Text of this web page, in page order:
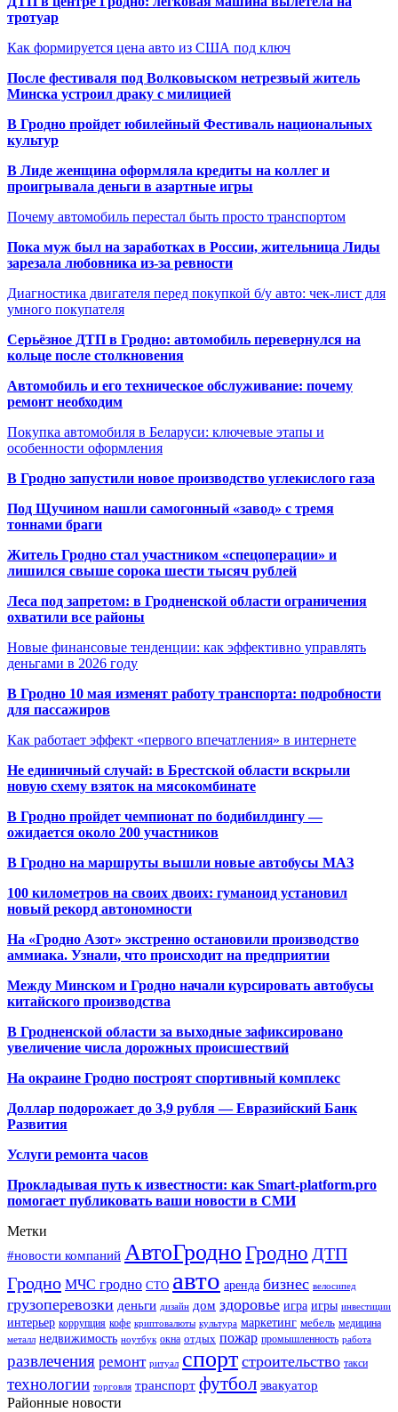
тротуар
Как формируется цена авто из США под ключ
После фестиваля под Волковыском нетрезвый житель
Минска устроил драку с милицией
В Гродно пройдет юбилейный Фестиваль национальных
культур
В Лиде женщина оформляла кредиты на коллег и
проигрывала деньги в азартные игры
Почему автомобиль перестал быть просто транспортом
Пока муж был на заработках в России, жительница Лиды
зарезала любовника из-за ревности
Диагностика двигателя перед покупкой б/у авто: чек-лист для
умного покупателя
Серьёзное ДТП в Гродно: автомобиль перевернулся на
кольце после столкновения
Автомобиль и его техническое обслуживание: почему
ремонт необходим
Покупка автомобиля в Беларуси: ключевые этапы и
особенности оформления
В Гродно запустили новое производство углекислого газа
Под Щучином нашли самогонный «завод» с тремя
тоннами браги
Житель Гродно стал участником «спецоперации» и
лишился свыше сорока шести тысяч рублей
Леса под запретом: в Гродненской области ограничения
охватили все районы
Новые финансовые тенденции: как эффективно управлять
деньгами в 2026 году
В Гродно 10 мая изменят работу транспорта: подробности
для пассажиров
Как работает эффект «первого впечатления» в интернете
Не единичный случай: в Брестской области вскрыли
новую схему взяток на мясокомбинате
В Гродно пройдет чемпионат по бодибилдингу —
ожидается около 200 участников
В Гродно на маршруты вышли новые автобусы МАЗ
100 километров на своих двоих: гуманоид установил
новый рекорд автономности
На «Гродно Азот» экстренно остановили производство
аммиака. Узнали, что происходит на предприятии
Между Минском и Гродно начали курсировать автобусы
китайского производства
В Гродненской области за выходные зафиксировано
увеличение числа дорожных происшествий
На окраине Гродно построят спортивный комплекс
Доллар подорожает до 3,9 рубля — Евразийский Банк
Развития
Услуги ремонта часов
Прокладывая путь к известности: как Smart-platform.pro
помогает публиковать ваши новости в СМИ
Метки
#новости компаний АвтоГродноГродно ДТП
Гродно МЧС гродно СТО авто аренда бизнес велосипед
грузоперевозки деньги дизайн дом здоровье игра игры инвестиции
интерьер коррупция кофе криптовалюты культура маркетинг мебель медицина
металл недвижимость ноутбук окна отдых пожар промышленность работа
развлечения ремонт ритуал спорт строительство такси
технологии торговля транспорт футбол эвакуатор
Районные новости